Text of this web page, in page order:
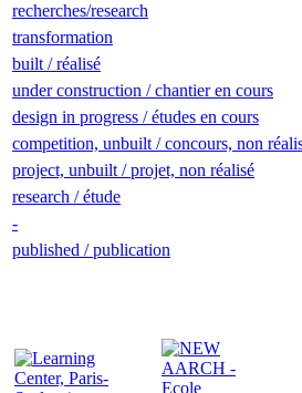
recherches/research
transformation
built / réalisé
under construction / chantier en cours
design in progress / études en cours
competition, unbuilt / concours, non
project, unbuilt / projet, non réalisé
research / étude
-
published / publication